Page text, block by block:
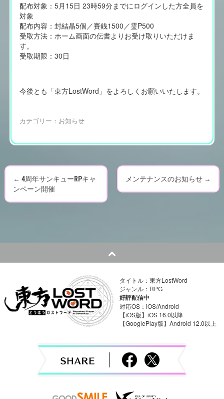
配布対象：5月15日 23時59分までにログインした方全員を
対象
配布内容：封結晶5個／賽銭1500／霊P500
受取方法：ホーム画面の伝書よりお受け取りいただけま
す。
受取期限：30日
今後とも「東方LostWord」をよろしくお願いいたします。
カテゴリー： お知らせ
P
a
v
← 4周年サンキューRPキャ
ンペーン開催
メンテナンスのお知らせ →
タイトル：東方LostWord
ジャンル：RPG
好評配信中
対応OS：iOS/Android
【iOS版】iOS 16.0以降
【GooglePlay版】Android 12.0以上